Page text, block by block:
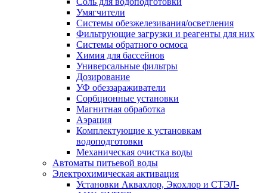
Умягчители
Системы обезжелезивания/осветления
Фильтрующие загрузки и реагенты для них
Системы обратного осмоса
Химия для бассейнов
Универсальные фильтры
Дозирование
УФ обеззараживатели
Сорбционные установки
Магнитная обработка
Аэрация
Комплектующие к установкам
водоподготовки
Механическая очистка воды
Автоматы питьевой воды
Электрохимическая активация
Установки Аквахлор, Экохлор и СТЭЛ-